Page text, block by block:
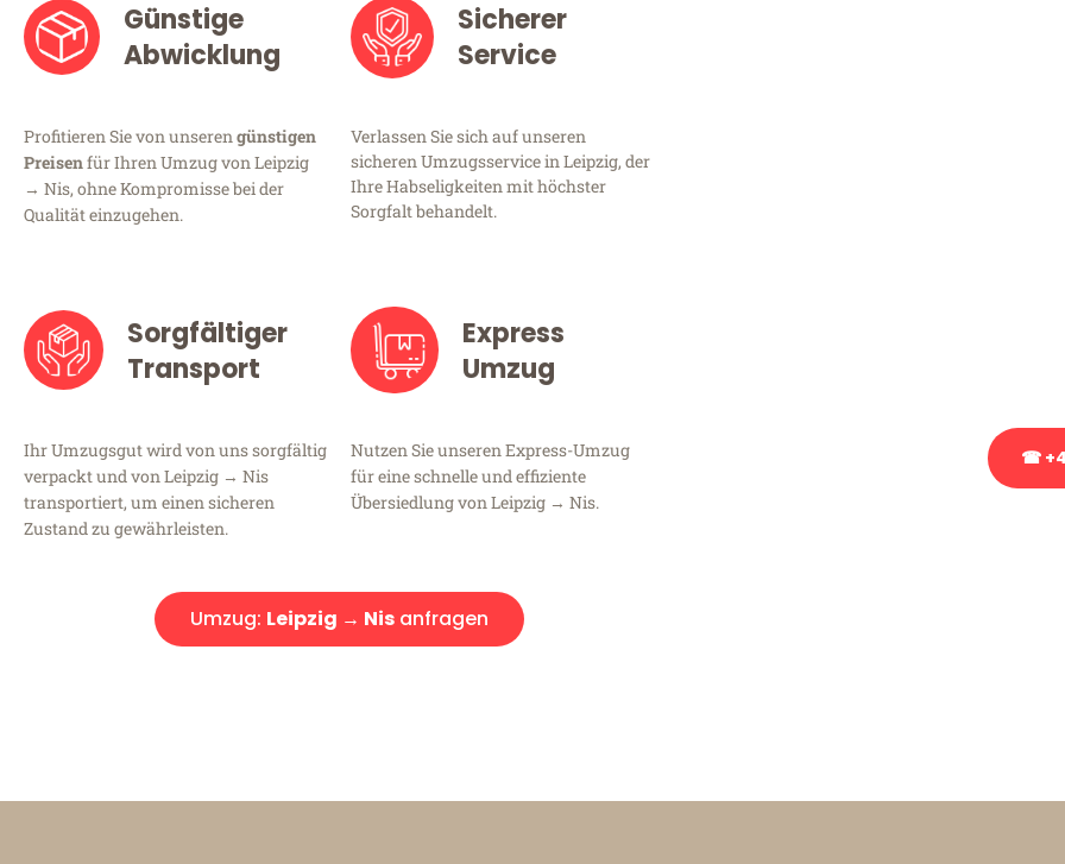
Günstige
Abwicklung
Profitieren Sie von unserengünstigen
Preisenfür Ihren Umzug von Leipzig
→ Nis, ohne Kompromisse bei der
Qualität einzugehen.
Sicherer
Service
Verlassen Sie sich auf unseren
sicheren Umzugsservice in Leipzig, der
Ihre Habseligkeiten mit höchster
Sorgfalt behandelt.
Sorgfältiger
Transport
Ihr Umzugsgut wird von uns sorgfältig
verpackt und von Leipzig → Nis
transportiert, um einen sicheren
Zustand zu gewährleisten.
Express
Umzug
Nutzen Sie unseren Express-Umzug
für eine schnelle und effiziente
Übersiedlung von Leipzig → Nis.
Umzug: Leipzig → Nisanfragen
☎